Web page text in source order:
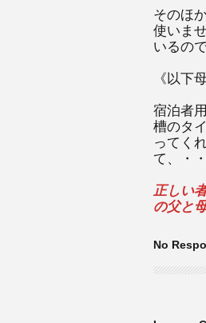
そのほ
使いま
いるの
《以下
宿泊者
槽のタ
ってく
て、・
正しい
の父と
No